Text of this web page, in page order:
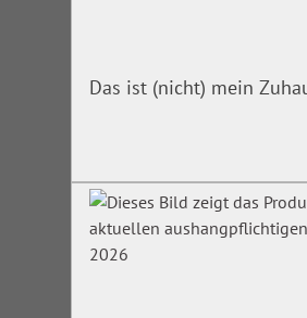
Das ist (nicht) mein